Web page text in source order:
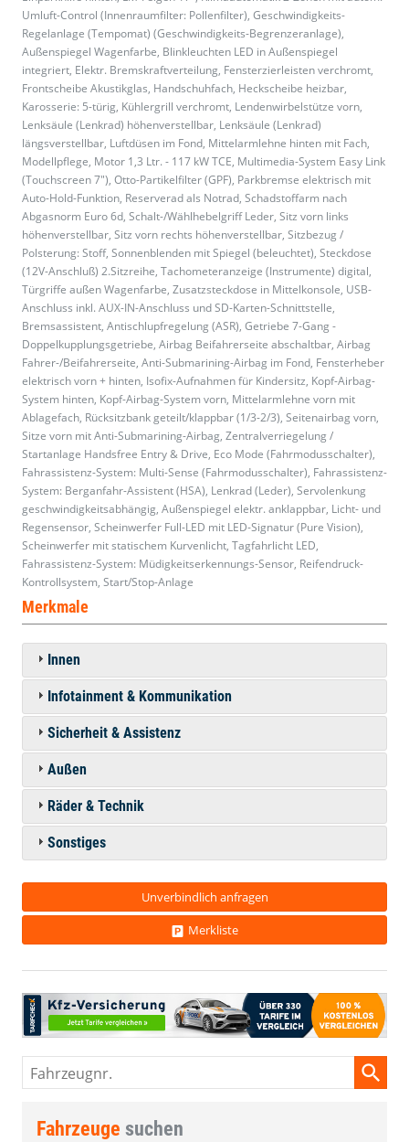
Umluft-Control (Innenraumfilter: Pollenfilter), Geschwindigkeits-
Regelanlage (Tempomat) (Geschwindigkeits-Begrenzeranlage),
Außenspiegel Wagenfarbe, Blinkleuchten LED in Außenspiegel
integriert, Elektr. Bremskraftverteilung, Fensterzierleisten verchromt,
Frontscheibe Akustikglas, Handschuhfach, Heckscheibe heizbar,
Karosserie: 5-türig, Kühlergrill verchromt, Lendenwirbelstütze vorn,
Lenksäule (Lenkrad) höhenverstellbar, Lenksäule (Lenkrad)
längsverstellbar, Luftdüsen im Fond, Mittelarmlehne hinten mit Fach,
Modellpflege, Motor 1,3 Ltr. - 117 kW TCE, Multimedia-System Easy Link
(Touchscreen 7"), Otto-Partikelfilter (GPF), Parkbremse elektrisch mit
Auto-Hold-Funktion, Reserverad als Notrad, Schadstoffarm nach
Abgasnorm Euro 6d, Schalt-/Wählhebelgriff Leder, Sitz vorn links
höhenverstellbar, Sitz vorn rechts höhenverstellbar, Sitzbezug /
Polsterung: Stoff, Sonnenblenden mit Spiegel (beleuchtet), Steckdose
(12V-Anschluß) 2.Sitzreihe, Tachometeranzeige (Instrumente) digital,
Türgriffe außen Wagenfarbe, Zusatzsteckdose in Mittelkonsole, USB-
Anschluss inkl. AUX-IN-Anschluss und SD-Karten-Schnittstelle,
Bremsassistent, Antischlupfregelung (ASR), Getriebe 7-Gang -
Doppelkupplungsgetriebe, Airbag Beifahrerseite abschaltbar, Airbag
Fahrer-/Beifahrerseite, Anti-Submarining-Airbag im Fond, Fensterheber
elektrisch vorn + hinten, Isofix-Aufnahmen für Kindersitz, Kopf-Airbag-
System hinten, Kopf-Airbag-System vorn, Mittelarmlehne vorn mit
Ablagefach, Rücksitzbank geteilt/klappbar (1/3-2/3), Seitenairbag vorn,
Sitze vorn mit Anti-Submarining-Airbag, Zentralverriegelung /
Startanlage Handsfree Entry & Drive, Eco Mode (Fahrmodusschalter),
Fahrassistenz-System: Multi-Sense (Fahrmodusschalter), Fahrassistenz-
System: Berganfahr-Assistent (HSA), Lenkrad (Leder), Servolenkung
geschwindigkeitsabhängig, Außenspiegel elektr. anklappbar, Licht- und
Regensensor, Scheinwerfer Full-LED mit LED-Signatur (Pure Vision),
Scheinwerfer mit statischem Kurvenlicht, Tagfahrlicht LED,
Fahrassistenz-System: Müdigkeitserkennungs-Sensor, Reifendruck-
Kontrollsystem, Start/Stop-Anlage
Merkmale
Innen
Infotainment & Kommunikation
Sicherheit & Assistenz
Außen
Räder & Technik
Sonstiges
Unverbindlich anfragen
Merkliste
Fahrzeugnr.
Fahrzeuge suchen